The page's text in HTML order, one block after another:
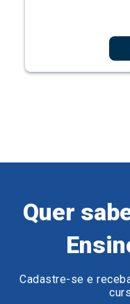
Quer
Cadastre-se e